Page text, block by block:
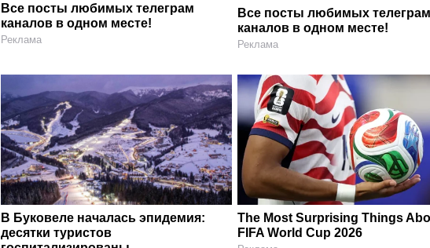
Все посты любимых телеграм
каналов в одном месте!
Реклама
Все посты любимых
каналов в одном месте!
Реклама
В Буковеле началась эпидемия:
десятки туристов
The Most Surprising Things
FIFA World Cup 2026